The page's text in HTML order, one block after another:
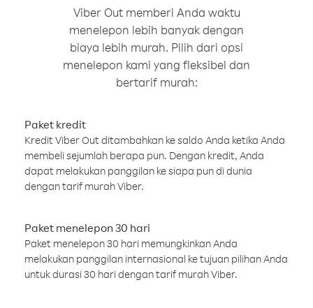
Viber Out memberi Anda waktu
menelepon lebih banyak dengan
biaya lebih murah. Pilih dari opsi
menelepon kami yang fleksibel dan
bertarif murah:
Paket kredit
Kredit Viber Out ditambahkan ke saldo Anda ketika Anda
membeli sejumlah berapa pun. Dengan kredit, Anda
dapat melakukan panggilan ke siapa pun di dunia
dengan tarif murah Viber.
Paket menelepon 30 hari
Paket menelepon 30 hari memungkinkan Anda
melakukan panggilan internasional ke tujuan pilihan Anda
untuk durasi 30 hari dengan tarif murah Viber.